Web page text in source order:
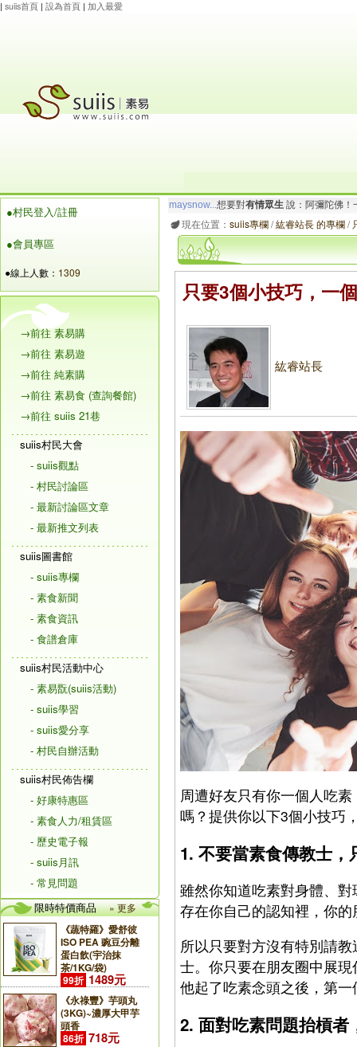
| suiis首頁 | 設為首頁 | 加入最愛
●村民登入/註冊
●會員專區
●線上人數： 1309
→前往 素易購
→前往 素易遊
→前往 純素購
→前往 素易食 (查詢餐館)
→前往 suiis 21巷
suiis村民大會
- suiis觀點
- 村民討論區
- 最新討論區文章
- 最新推文列表
suiis圖書館
- suiis專欄
- 素食新聞
- 素食資訊
- 食譜倉庫
suiis村民活動中心
- 素易翫(suiis活動)
- suiis學習
- suiis愛分享
- 村民自辦活動
suiis村民佈告欄
- 好康特惠區
- 素食人力/租賃區
- 歷史電子報
- suiis月訊
- 常見問題
限時特價商品
» 更多
《蔬特羅》愛舒彼
ISO PEA 豌豆分離
蛋白飲(宇治抹
茶/1KG/袋)
99折 1489元
《永祿豐》芋頭丸
(3KG)~濃厚大甲芋
頭香
86折 718元
maysnow...想要對有情眾生說：阿彌陀佛！
現在位置： suiis專欄/紘睿站長 的專欄/
只要3個小技巧，一
紘睿站長
周遭好友只有你一個人吃
嗎？提供你以下3個小技巧
1. 不要當素食傳教士，
雖然你知道吃素對身體、
存在你自己的認知裡，你
所以只要對方沒有特別請
士。你只要在朋友圈中展
他起了吃素念頭之後，第
2. 面對吃素問題抬槓